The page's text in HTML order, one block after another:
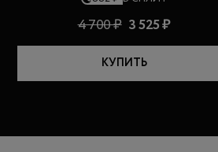
4 700 ₽ 3 525 ₽
КУПИТЬ